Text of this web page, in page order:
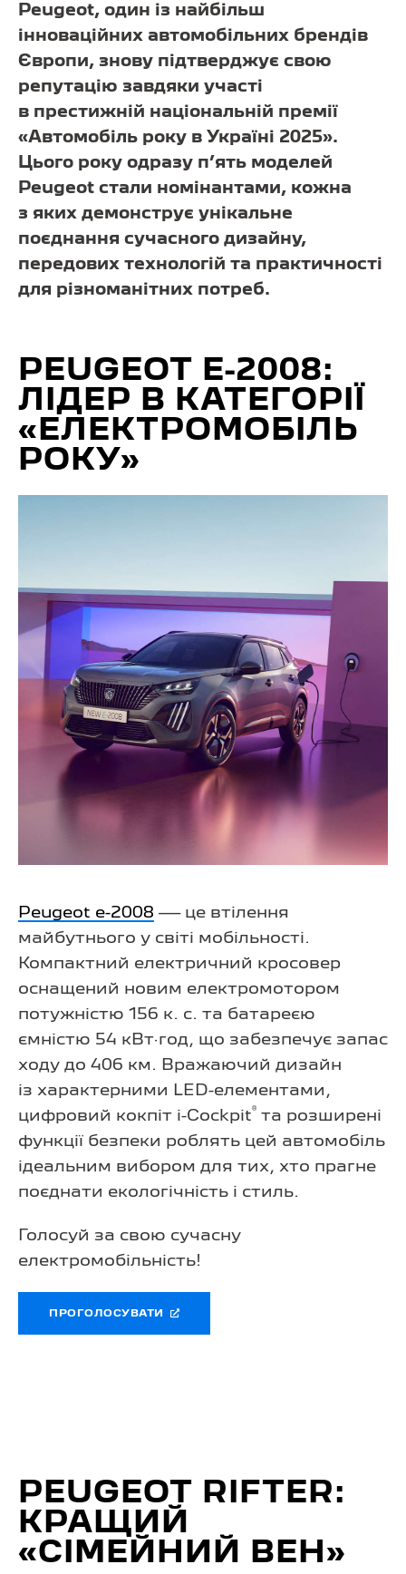
Peugeot, один із найбільш
інноваційних автомобільних брендів
Європи, знову підтверджує свою
репутацію завдяки участі
в престижній національній премії
«Автомобіль року в Україні 2025».
Цього року одразу п’ять моделей
Peugeot стали номінантами, кожна
з яких демонструє унікальне
поєднання сучасного дизайну,
передових технологій та практичності
для різноманітних потреб.
PEUGEOT E-2008:
ЛІДЕР В КАТЕГОРІЇ
«ЕЛЕКТРОМОБІЛЬ
РОКУ»
Peugeot e-2008 — це втілення
майбутнього у світі мобільності.
Компактний електричний кросовер
оснащений новим електромотором
потужністю 156 к. с. та батареєю
ємністю 54 кВт·год, що забезпечує запас
ходу до 406 км. Вражаючий дизайн
із характерними LED-елементами,
цифровий кокпіт i-Cockpit® та розширені
функції безпеки роблять цей автомобіль
ідеальним вибором для тих, хто прагне
поєднати екологічність і стиль.
Голосуй за свою сучасну
електромобільність!
ПРОГОЛОСУВАТИ
PEUGEOT RIFTER:
КРАЩИЙ
«СІМЕЙНИЙ ВЕН»